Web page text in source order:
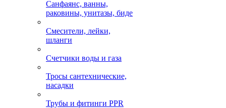
Санфаянс, ванны,
раковины, унитазы, биде
Смесители, лейки,
шланги
Счетчики воды и газа
Тросы сантехнические,
насадки
Трубы и фитинги PPR